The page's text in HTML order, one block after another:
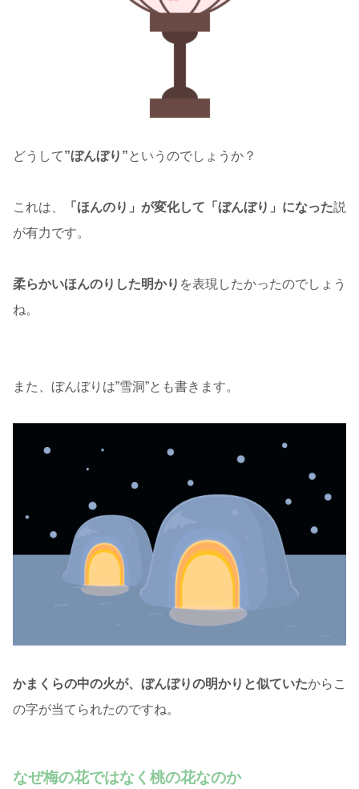
どうして”ぼんぼり”というのでしょうか？
これは、 「ほんのり」が変化して「ぼんぼり」になった説
が有力です。
柔らかいほんのりした明かり を表現したかったのでしょう
ね。
また、ぼんぼりは”雪洞”とも書きます。
かまくらの中の火が、ぼんぼりの明かりと似ていたからこ
の字が当てられたのですね。
なぜ梅の花ではなく桃の花なのか